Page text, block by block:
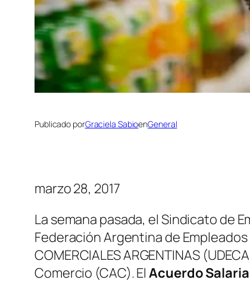
Publicado porGraciela SabioenGeneral
marzo 28, 2017
La semana pasada, el Sindicato de
Federación Argentina de
COMERCIALES ARGENTINAS
Comercio (CAC). ElAcuerdo